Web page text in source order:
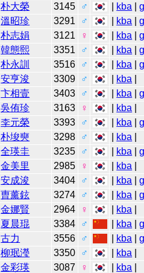
朴大榮 3145 ♂ kba |
溫昭珍 3291 ♂ kba |
朴志娟 3121 ♀ kba |
韓態熙 3351 ♂ kba |
朴永訓 3516 ♂ kba |
安亨浚 3309 ♂ kba
卞相壹 3403 ♂ kba |
吳侑珍 3163 ♀ kba
李元榮 3393 ♂ kba |
朴埈奭 3298 ♂ kba
全瑛圭 3235 ♂ kba |
金美里 2985 ♀ kba
安成浚 3404 ♂ kba |
曺薰鉉 3274 ♂ kba |
金娜賢 2964 ♀ kba
夏晨琨 3384 ♂ kba |
古力 3556 ♂ kba |
柳珉瀅 3350 ♂ kba
金彩瑛 3087 ♀ kba